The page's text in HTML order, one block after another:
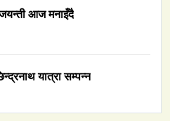
आज मनाइँदै
यात्रा सम्पन्न